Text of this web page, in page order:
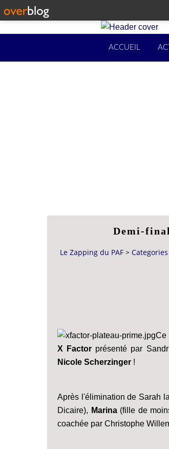
ACCUEIL
Demi-
Le Zapping du PAF > Categories
Ce
X Factor présenté par
Nicole Scherzinger !
Après l'élimination de Sarah
Dicaire), Marina(fille de
coachée par Christophe